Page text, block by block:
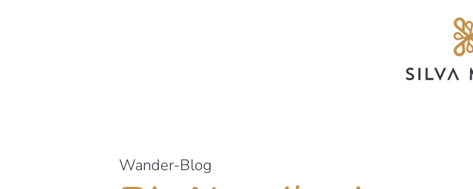
Wander-Blog